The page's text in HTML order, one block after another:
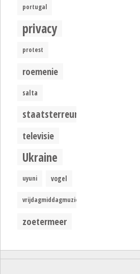
portugal
privacy
protest
roemenie
salta
staatsterreur
televisie
Ukraine
uyuni vogel
vrijdagmiddagmuziek
zoetermeer